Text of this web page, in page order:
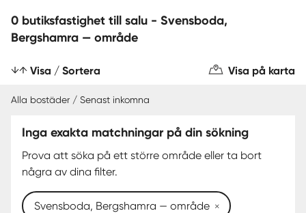
0 butiksfastighet till salu - Svensboda,
Bergshamra — område
Visa / Sortera Visa på karta
Alla bostäder / Senast inkomna
Inga exakta matchningar på din sökning
Prova att söka på ett större område eller ta bort
några av dina filter.
Svensboda, Bergshamra — område